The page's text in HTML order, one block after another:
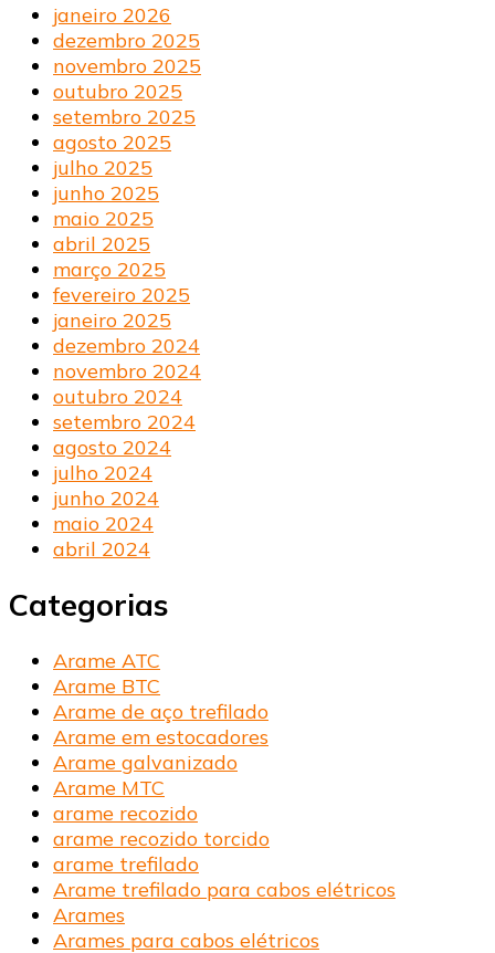
janeiro 2026
dezembro 2025
novembro 2025
outubro 2025
setembro 2025
agosto 2025
julho 2025
junho 2025
maio 2025
abril 2025
março 2025
fevereiro 2025
janeiro 2025
dezembro 2024
novembro 2024
outubro 2024
setembro 2024
agosto 2024
julho 2024
junho 2024
maio 2024
abril 2024
Categorias
Arame ATC
Arame BTC
Arame de aço trefilado
Arame em estocadores
Arame galvanizado
Arame MTC
arame recozido
arame recozido torcido
arame trefilado
Arame trefilado para cabos elétricos
Arames
Arames para cabos elétricos